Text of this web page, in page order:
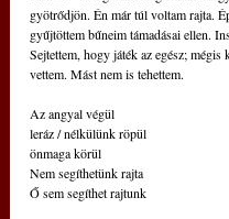
gyötrődjön. Én már túl voltam rajta.
gyűjtöttem bűneim támadásai ellen.
Sejtettem, hogy játék az egész; mégis
vettem. Mást nem is tehettem.
Az angyal végül
leráz / nélkülünk röpül
önmaga körül
Nem segíthetünk rajta
Ő sem segíthet rajtunk